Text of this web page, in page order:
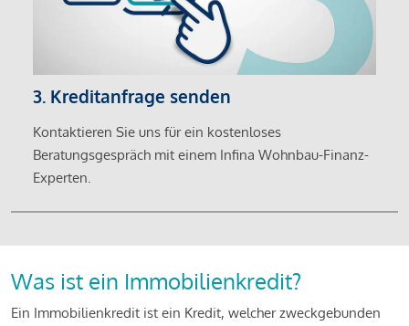
3. Kreditanfrage senden
Kontaktieren Sie uns für ein kostenloses
Beratungsgespräch mit einem Infina Wohnbau-Finanz-
Experten.
Was ist ein Immobilienkredit?
Ein Immobilienkredit ist ein Kredit, welcher zweckgebunden